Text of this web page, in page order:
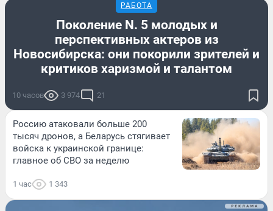
РАБОТА
Поколение N. 5 молодых и
перспективных актеров из
Новосибирска: они покорили зрителей и
критиков харизмой и талантом
10 часов 3 974 21
Россию атаковали больше 200
тысяч дронов, а Беларусь стягивает
войска к украинской границе:
главное об СВО за неделю
1 час 1 343